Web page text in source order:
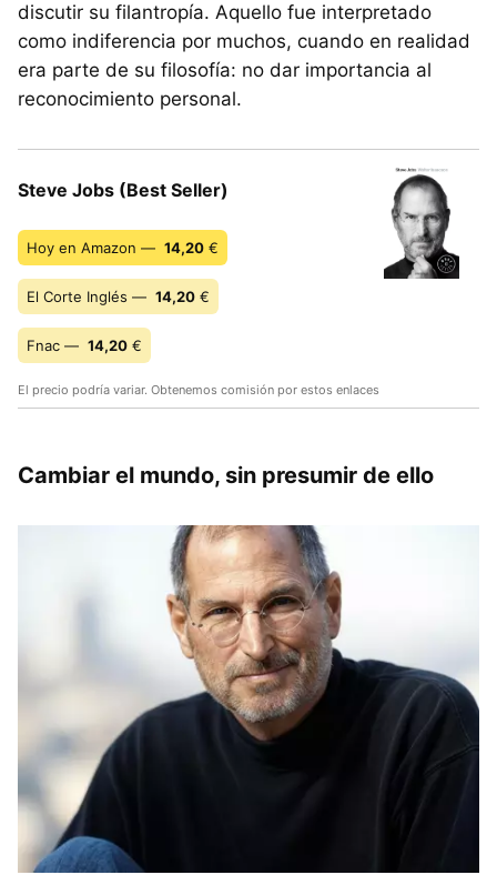
discutir su filantropía. Aquello fue interpretado
como indiferencia por muchos, cuando en realidad
era parte de su filosofía: no dar importancia al
reconocimiento personal.
Steve Jobs (Best Seller)
Hoy en Amazon — 14,20 €
El Corte Inglés — 14,20 €
Fnac — 14,20 €
El precio podría variar. Obtenemos comisión por estos enlaces
Cambiar el mundo, sin presumir de ello